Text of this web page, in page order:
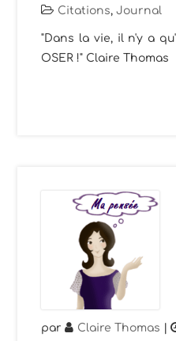
Citations,Journal
"Dans la vie, il n'y a
OSER !" Claire Thomas
par Claire Thomas |